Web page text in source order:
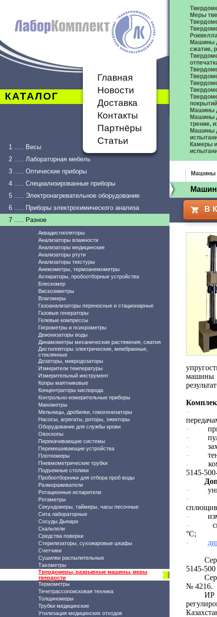
КАТАЛОГ
Главная
Новости
Доставка
Контакты
Партнёры
Статьи
1 ..... Весы
2 ..... Лабораторная мебель
3 ..... Оптические приборы
4 ..... Специализированные приборы
5 ..... Электронагревательное оборудование
6 ..... Приборы электрохимического анализа
7 ..... Разное
Аквадистилляторы
Анализаторы влажности
Анализаторы медицинские
Анализаторы ртути
Анализаторы текстуры
Анемометры, термоанемометры
Аспираторы, пробоотборные устройства
Блескомер
Вискозиметры
Влагомеры
Газоанализаторы переносные и стационарные
Газовые генераторы
Гелевые компрессы
Гигрометры и психрометры
Деионизаторы воды
Динамометры механические растяжения, сжатия
Дистилляторы электрические, мембранные,
стеклянные
Дозаторы, микродозаторы
Измерители температуры
Измерительный инструмент
Копры маятниковые
Концентраторы кислорода
Контрольно-измерительные приборы
Манометры
Мельницы, дробилки, гомогенизаторы
Насосы, агрегаты, роторы, эжекторы
Оборудование для службы крови
Овоскопы
Перекачивающие системы
Перемешивающие устройства
Плотномеры
Пневмометрические трубки
Подъемные столики
Пробоотборники для отбора проб воды
Размораживатели
Ротационные испарители
Ротаметры
Секундомеры, таймеры, часы песочные
Сита лабораторные
Сосуды Дьюара
Скальпели
Средства поверки
Стерилизаторы, сухожаровые шкафы
Счетчики
Сушилки распылительные
Тахометры
Твердомеры, разрывные машины, меры
твердости
Термометры
Течетрассопоисковая техника
Толщиномеры
Трубки медицинские
Утилизация медицинских отходов
Меры
Машины
сжатие,
покрытий
Машины
Машины
трение,
Машины
Камеры
Машины
В
·
·
·
·
·
·
5145-
·
·
·
·
°С;
·
5145-
№ 4216.
ИР